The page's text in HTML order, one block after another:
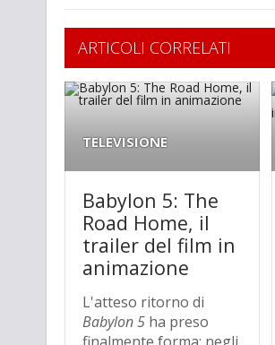
ARTICOLI CORRELATI
TELEVISIONE
Babylon 5: The
Road Home, il
trailer del film in
animazione
L'atteso ritorno di
Babylon 5 ha preso